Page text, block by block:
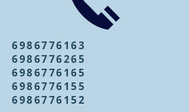
6986776163
6986776265
6986776165
6986776155
6986776152